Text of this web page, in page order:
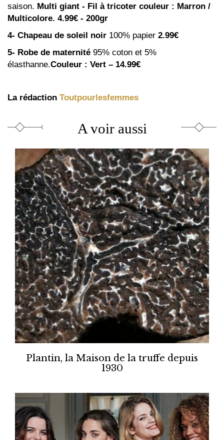
saison. Multi giant - Fil à tricoter couleur : Marron /
Multicolore. 4.99€ - 200gr
4- Chapeau de soleil noir 100% papier 2.99€
5- Robe de maternité 95% coton et 5%
élasthanne.Couleur : Vert – 14.99€
La rédaction Toutpourlesfemmes
A voir aussi
Plantin, la Maison de la truffe depuis
1930